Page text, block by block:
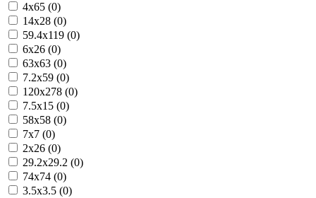
4x65 (0)
14x28 (0)
59.4x119 (0)
6x26 (0)
63x63 (0)
7.2x59 (0)
120x278 (0)
7.5x15 (0)
58x58 (0)
7x7 (0)
2x26 (0)
29.2x29.2 (0)
74x74 (0)
3.5x3.5 (0)